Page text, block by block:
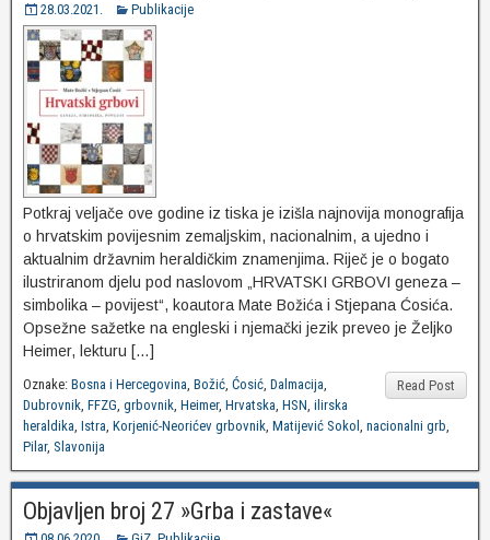
28.03.2021. Publikacije
Potkraj veljače ove godine iz tiska je izišla najnovija monografija
o hrvatskim povijesnim zemaljskim, nacionalnim, a ujedno i
aktualnim državnim heraldičkim znamenjima. Riječ je o bogato
ilustriranom djelu pod naslovom „HRVATSKI GRBOVI geneza –
simbolika – povijest“, koautora Mate Božića i Stjepana Ćosića.
Opsežne sažetke na engleski i njemački jezik preveo je Željko
Heimer, lekturu […]
Read Post
Oznake: Bosna i Hercegovina, Božić, Ćosić, Dalmacija,
Dubrovnik, FFZG, grbovnik, Heimer, Hrvatska, HSN, ilirska
heraldika, Istra, Korjenić-Neorićev grbovnik, Matijević Sokol , nacionalni grb,
Pilar, Slavonija
Objavljen broj 27 »Grba i zastave«